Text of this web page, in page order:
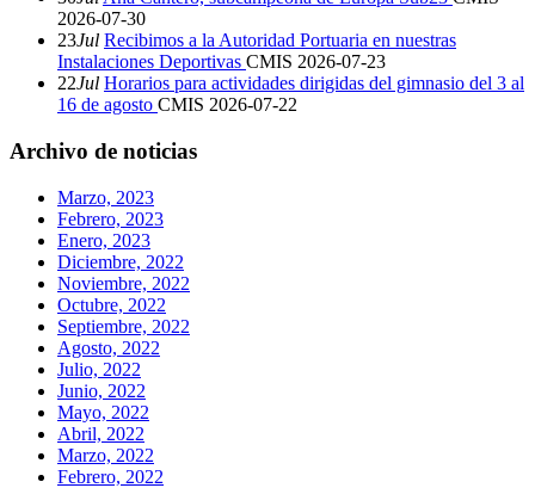
2026-07-30
23Jul Recibimos a la Autoridad Portuaria en nuestras
Instalaciones Deportivas CMIS 2026-07-23
22Jul Horarios para actividades dirigidas del gimnasio del 3 al
16 de agosto CMIS 2026-07-22
Archivo de noticias
Marzo, 2023
Febrero, 2023
Enero, 2023
Diciembre, 2022
Noviembre, 2022
Octubre, 2022
Septiembre, 2022
Agosto, 2022
Julio, 2022
Junio, 2022
Mayo, 2022
Abril, 2022
Marzo, 2022
Febrero, 2022